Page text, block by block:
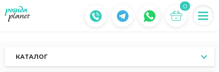
0
КАТАЛОГ